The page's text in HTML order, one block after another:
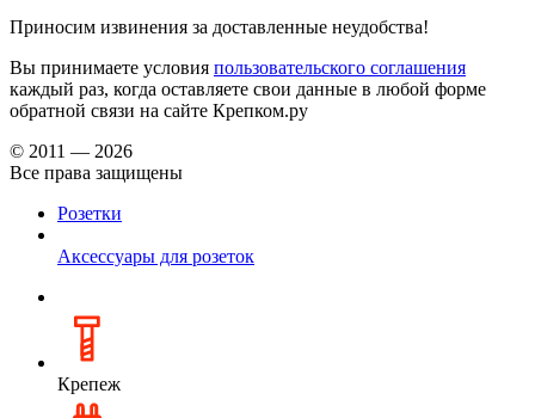
Приносим извинения за доставленные неудобства!
Вы принимаете условия пользовательского соглашения
каждый раз, когда оставляете свои данные в любой форме
обратной связи на сайте Крепком.ру
© 2011 — 2026
Все права защищены
Розетки
Аксессуары для розеток
Крепеж